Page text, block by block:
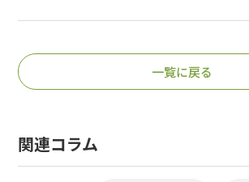
一覧に戻る
関連コラム